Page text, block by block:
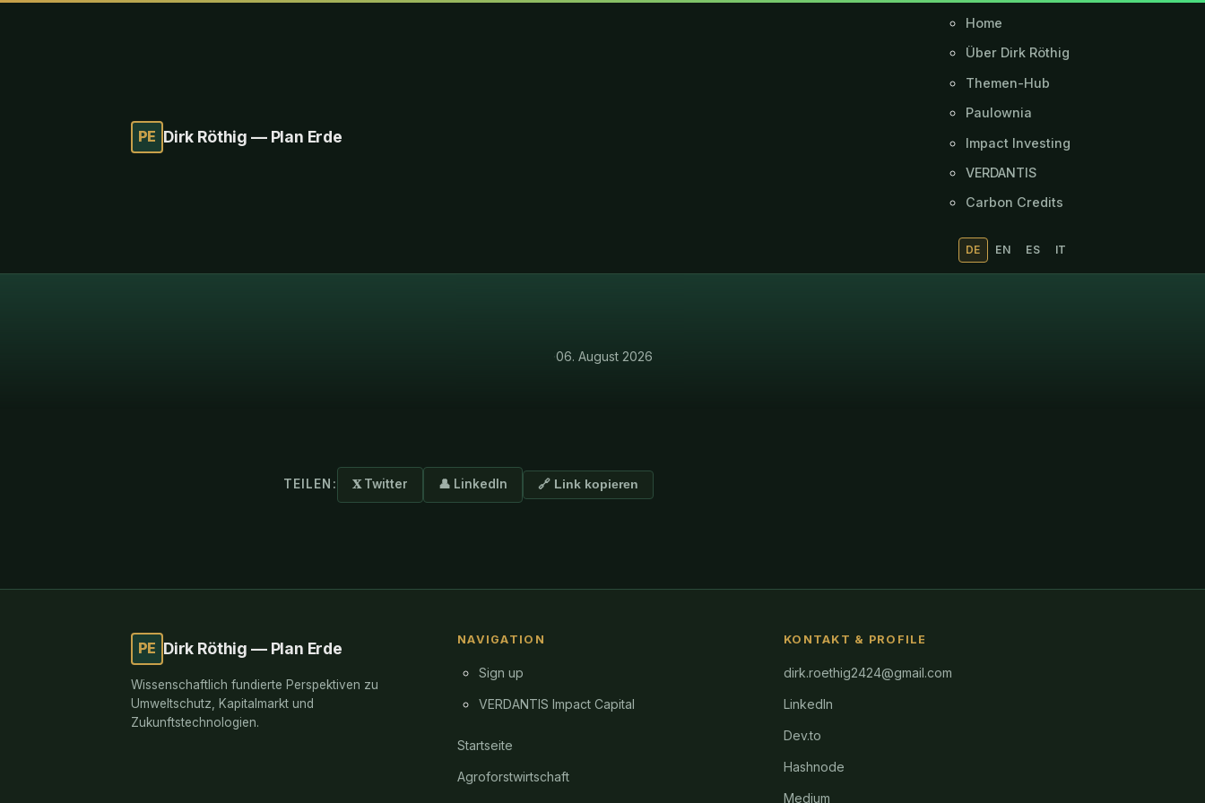
PE Dirk Röthig — Plan Erde
Home
Über Dirk Röthig
Themen-Hub
Paulownia
Impact Investing
VERDANTIS
Carbon Credits
DE EN ES IT
·06. August 2026
TEILEN: 𝐗 Twitter 👤 LinkedIn 🔗 Link kopieren
PE Dirk Röthig — Plan Erde
Wissenschaftlich fundierte Perspektiven zu
Umweltschutz, Kapitalmarkt und
Zukunftstechnologien.
NAVIGATION
Sign up
VERDANTIS Impact Capital
Startseite
Agroforstwirtschaft
KONTAKT & PROFILE
dirk.roethig2424@gmail.com
LinkedIn
Dev.to
Hashnode
Medium